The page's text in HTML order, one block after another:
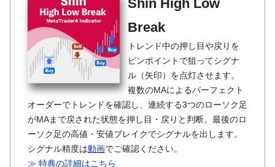
Shin High Low
Break
トレンド中の押し目や戻りを
ピンポイントで狙ってシグナ
ル（矢印）を点灯させます。
複数のMAによるパーフェクト
オーダーでトレンドを確認し、連続する3つのローソク足
がMAまで戻された状態を押し目・戻りと判断。最後のロ
ーソク足の高値・安値ブレイクでシグナルを出します。
シグナル精度は動画でご確認ください。
≫ 特典の詳細はこちら